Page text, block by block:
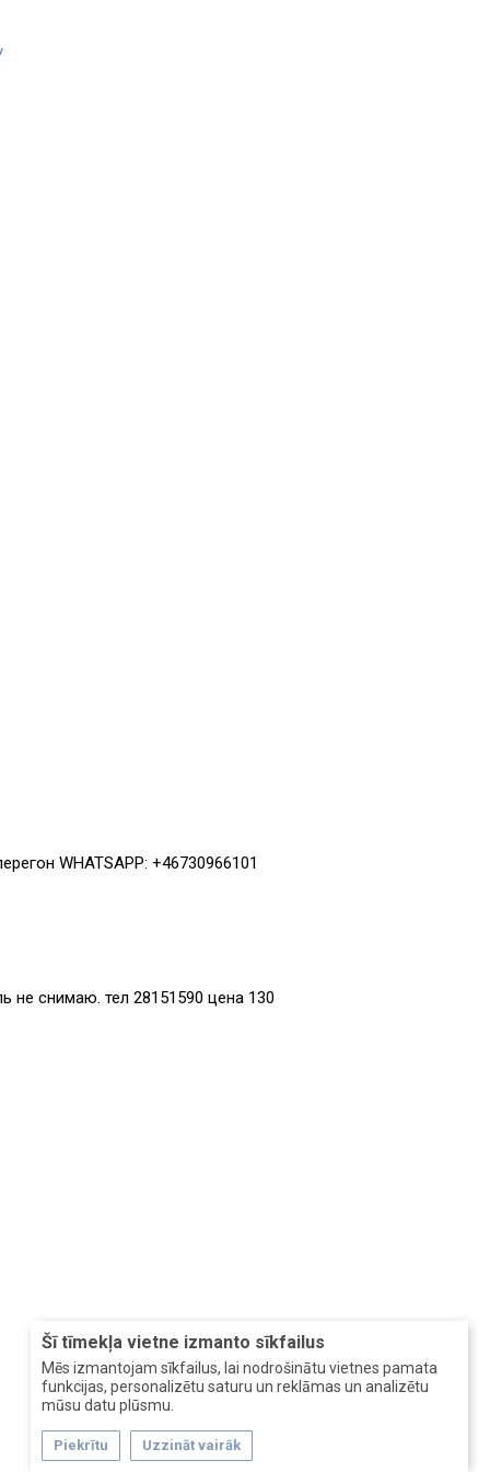
Šī tīmekļa vietne izmanto sīkfailus
Mēs izmantojam sīkfailus, lai nodrošinātu vietnes pamata
funkcijas, personalizētu saturu un reklāmas un analizētu
mūsu datu plūsmu.
Piekrītu Uzzināt vairāk
WHATSAPP: +46730966101
не снимаю. тел 28151590 цена 130